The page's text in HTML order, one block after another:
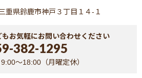
県鈴鹿市神戸３丁目１４-１
お気軽にお問い合わせください
382-1295
～18:00（月曜定休）